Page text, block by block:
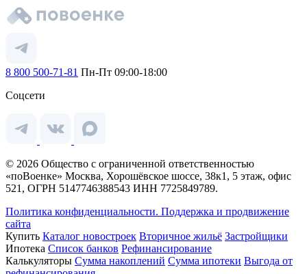
8 800 500-71-81 Пн-Пт 09:00-18:00
Соцсети
© 2026 Общество с ограниченной ответственностью
«поВоенке» Москва, Хорошёвское шоссе, 38к1, 5 этаж, офис
521, ОГРН 5147746388543 ИНН 7725849789.
Политика конфиденциальности. Поддержка и продвижение
сайта
Купить Каталог новостроек Вторичное жильё Застройщики
Ипотека Список банков Рефинансирование
Калькуляторы Сумма накоплений Сумма ипотеки Выгода от